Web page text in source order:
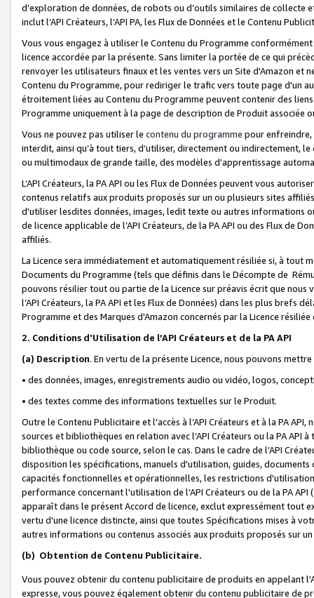
d’exploration de données, de robots ou d’outils similaires de
inclut l’API Créateurs, l’API PA, les Flux de Données et le Contenu
Vous vous engagez à utiliser le Contenu du Programme
licence accordée par la présente. Sans limiter la portée de ce qui
renvoyer les utilisateurs finaux et les ventes vers un Site d'Amazon et
Contenu du Programme, pour rediriger le trafic vers toute page d'un
étroitement liées au Contenu du Programme peuvent contenir des
Programme uniquement à la page de description de Produit associée
Vous ne pouvez pas utiliser le contenu du programme pour
interdit, ainsi qu’à tout tiers, d’utiliser, directement ou indirectement,
ou multimodaux de grande taille, des modèles d’apprentissage
L’API Créateurs, la PA API ou les Flux de Données peuvent vous
contenus relatifs aux produits proposés sur un ou plusieurs sites
d'utiliser lesdites données, images, ledit texte ou autres informations
de licence applicable de l’API Créateurs, de la PA API ou des Flux de
affiliés.
La Licence sera immédiatement et automatiquement résiliée si, à
Documents du Programme (tels que définis dans le Décompte de
pouvons résilier tout ou partie de la Licence sur préavis écrit que
l’API Créateurs, la PA API et les Flux de Données) dans les plus
Programme et des Marques d'Amazon concernés par la Licence
2. Conditions d'Utilisation de l’API Créateurs et de la PA API
(a) Description. En vertu de la présente Licence, nous pouvons
• des données, images, enregistrements audio ou vidéo, logos,
• des textes comme des informations textuelles sur le Produit.
Outre le Contenu Publicitaire et l'accès à l’API Créateurs et à la PA
sources et bibliothèques en relation avec l’API Créateurs ou la PA
bibliothèque ou code source, selon le cas. Dans le cadre de l’API
disposition les spécifications, manuels d'utilisation, guides,
capacités fonctionnelles et opérationnelles, les restrictions
performance concernant l'utilisation de l’API Créateurs ou de la PA
apparaît dans le présent Accord de licence, exclut expressément tout
vertu d'une licence distincte, ainsi que toutes Spécifications mises à
autres informations ou contenus associés aux produits proposés sur
(b) Obtention de Contenu Publicitaire.
Vous pouvez obtenir du contenu publicitaire de produits en appelant
expresse, vous pouvez également obtenir du contenu publicitaire de